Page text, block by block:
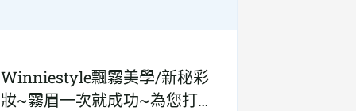
Winniestyle飄霧美學/新秘彩
妝~霧眉一次就成功~為您打